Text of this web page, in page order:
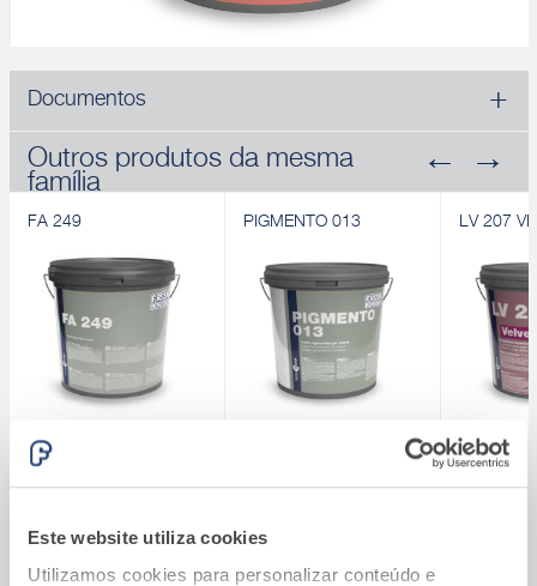
Este website utiliza cookies
Utilizamos cookies para personalizar conteúdo e
Documentos
Outros produtos da mesma
família
FA 249
FA 249
Descobrir
PIGMENTO 013
Descobrir
LV 207
LV 207
Sistema Fassatherm
Fassatherm ®